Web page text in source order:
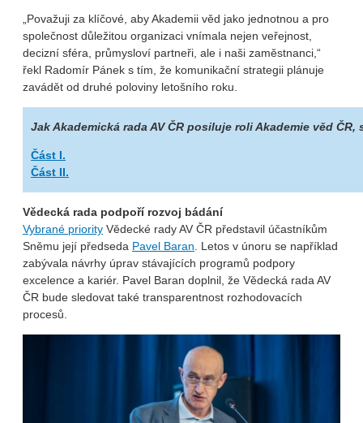
„Považuji za klíčové, aby Akademii věd jako jednotnou a pro
společnost důležitou organizaci vnímala nejen veřejnost,
decizní sféra, průmysloví partneři, ale i naši zaměstnanci,“
řekl Radomír Pánek s tím, že komunikační strategii plánuje
zavádět od druhé poloviny letošního roku.
Jak Akademická rada AV ČR posiluje roli Akademie věd
Část I.
Část II.
Vědecká rada podpoří rozvoj bádání
Vybrané priority Vědecké rady AV ČR představil účastníkům
Sněmu její předseda Pavel Baran . Letos v únoru se například
zabývala návrhy úprav stávajících programů podpory
excelence a kariér. Pavel Baran doplnil, že Vědecká rada AV
ČR bude sledovat také transparentnost rozhodovacích
procesů.